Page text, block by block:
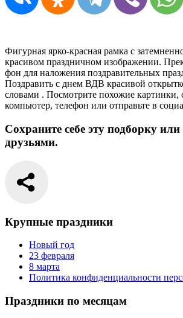
Фигурная ярко-красная рамка с
красивом праздничном изображении.
фон для наложения поздравительных
Поздравить с днем ВДВ красивой
словами . Посмотрите похожие картинки,
компьютер, телефон или отправьте в
Сохраните себе эту подборку или
друзьями.
Крупные праздники
Новый год
23 февраля
8 марта
Политика конфиденциальности
Праздники по месяцам